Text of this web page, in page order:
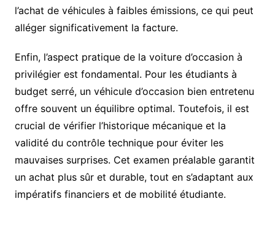
l’achat de véhicules à faibles émissions, ce qui peut
alléger significativement la facture.
Enfin, l’aspect pratique de la voiture d’occasion à
privilégier est fondamental. Pour les étudiants à
budget serré, un véhicule d’occasion bien entretenu
offre souvent un équilibre optimal. Toutefois, il est
crucial de vérifier l’historique mécanique et la
validité du contrôle technique pour éviter les
mauvaises surprises. Cet examen préalable garantit
un achat plus sûr et durable, tout en s’adaptant aux
impératifs financiers et de mobilité étudiante.